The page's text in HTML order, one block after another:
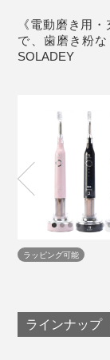
『SOLADEY』で50回
ほとんど付着しなかっ
『SOLADEY
ど付着してい
セット内容：本体、
本体のカラー
② 『
ち）で。
③ ブラシの毛
ッキュ！とな
木曽檜歯
た瞬間、ヒノ
に。
なんといって
ブラシ」を選
イラル毛」
歯周ポケッ
給電：充電
使用で約20
製造国：［
《使い方》
先端のブラ
分まで水で
通常の部屋
明るさの目
たはソーラ
然光でも問
る必要ありま
いしてくださ
スペアブラ
《電動磨き用
で、歯磨き粉
SOLADEY
ラッピング可能
ラインナップ